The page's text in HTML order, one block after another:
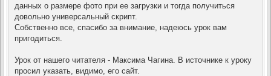
данных о размере фото при ее загрузки и тогда получиться
довольно универсальный скрипт.
Собственно все, спасибо за внимание, надеюсь урок вам
пригодиться.
Урок от нашего читателя - Максима Чагина. В источнике к уроку
просил указать, видимо, его сайт.